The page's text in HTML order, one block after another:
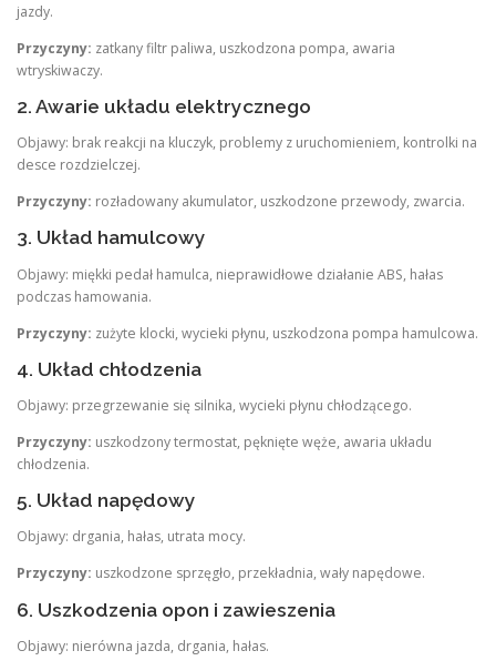
jazdy.
Przyczyny: zatkany filtr paliwa, uszkodzona pompa, awaria
wtryskiwaczy.
2. Awarie układu elektrycznego
Objawy: brak reakcji na kluczyk, problemy z uruchomieniem, kontrolki na
desce rozdzielczej.
Przyczyny: rozładowany akumulator, uszkodzone przewody, zwarcia.
3. Układ hamulcowy
Objawy: miękki pedał hamulca, nieprawidłowe działanie ABS, hałas
podczas hamowania.
Przyczyny: zużyte klocki, wycieki płynu, uszkodzona pompa hamulcowa.
4. Układ chłodzenia
Objawy: przegrzewanie się silnika, wycieki płynu chłodzącego.
Przyczyny: uszkodzony termostat, pęknięte węże, awaria układu
chłodzenia.
5. Układ napędowy
Objawy: drgania, hałas, utrata mocy.
Przyczyny: uszkodzone sprzęgło, przekładnia, wały napędowe.
6. Uszkodzenia opon i zawieszenia
Objawy: nierówna jazda, drgania, hałas.